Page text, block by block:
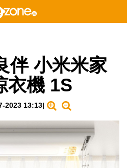
伴 小米米家
衣機 1S
2023 13:13|